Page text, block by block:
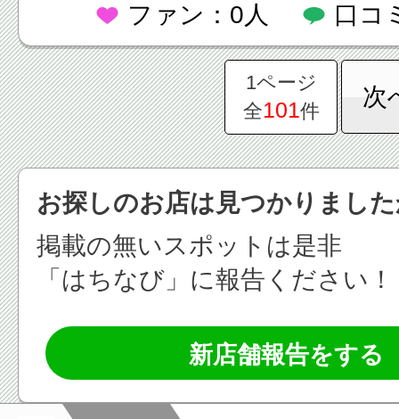
ファン：0人 口コ
1ページ
全101件
次
お探しのお店は見つかりまし
掲載の無いスポットは是非
「はちなび」に報告ください！
新店舗報告をする